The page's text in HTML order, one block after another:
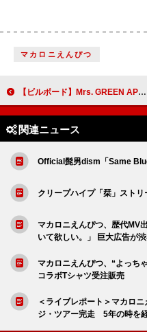
マカロニえんぴつ
【ビルボード】Mrs. GREEN APPLE「クスシキ」ストリーミング4連覇 back number「ブルーアンバー」初登場トップ10入り
関連ニュース
Official髭男dism「Same
クリープハイプ「栞」スト
マカロニえんぴつ、歴代MV
いて欲しい。」 巨大広告が
マカロニえんぴつ、“よっち
コラボTシャツ受注販売
＜ライブレポート＞マカロ
ジ・ツアー完走 5年の時を